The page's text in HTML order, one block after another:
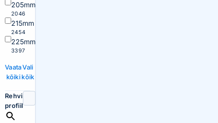
205mm
2046
215mm
2454
225mm
3397
Vaata
kõiki
Vali
kõik
Rehvi
profiil